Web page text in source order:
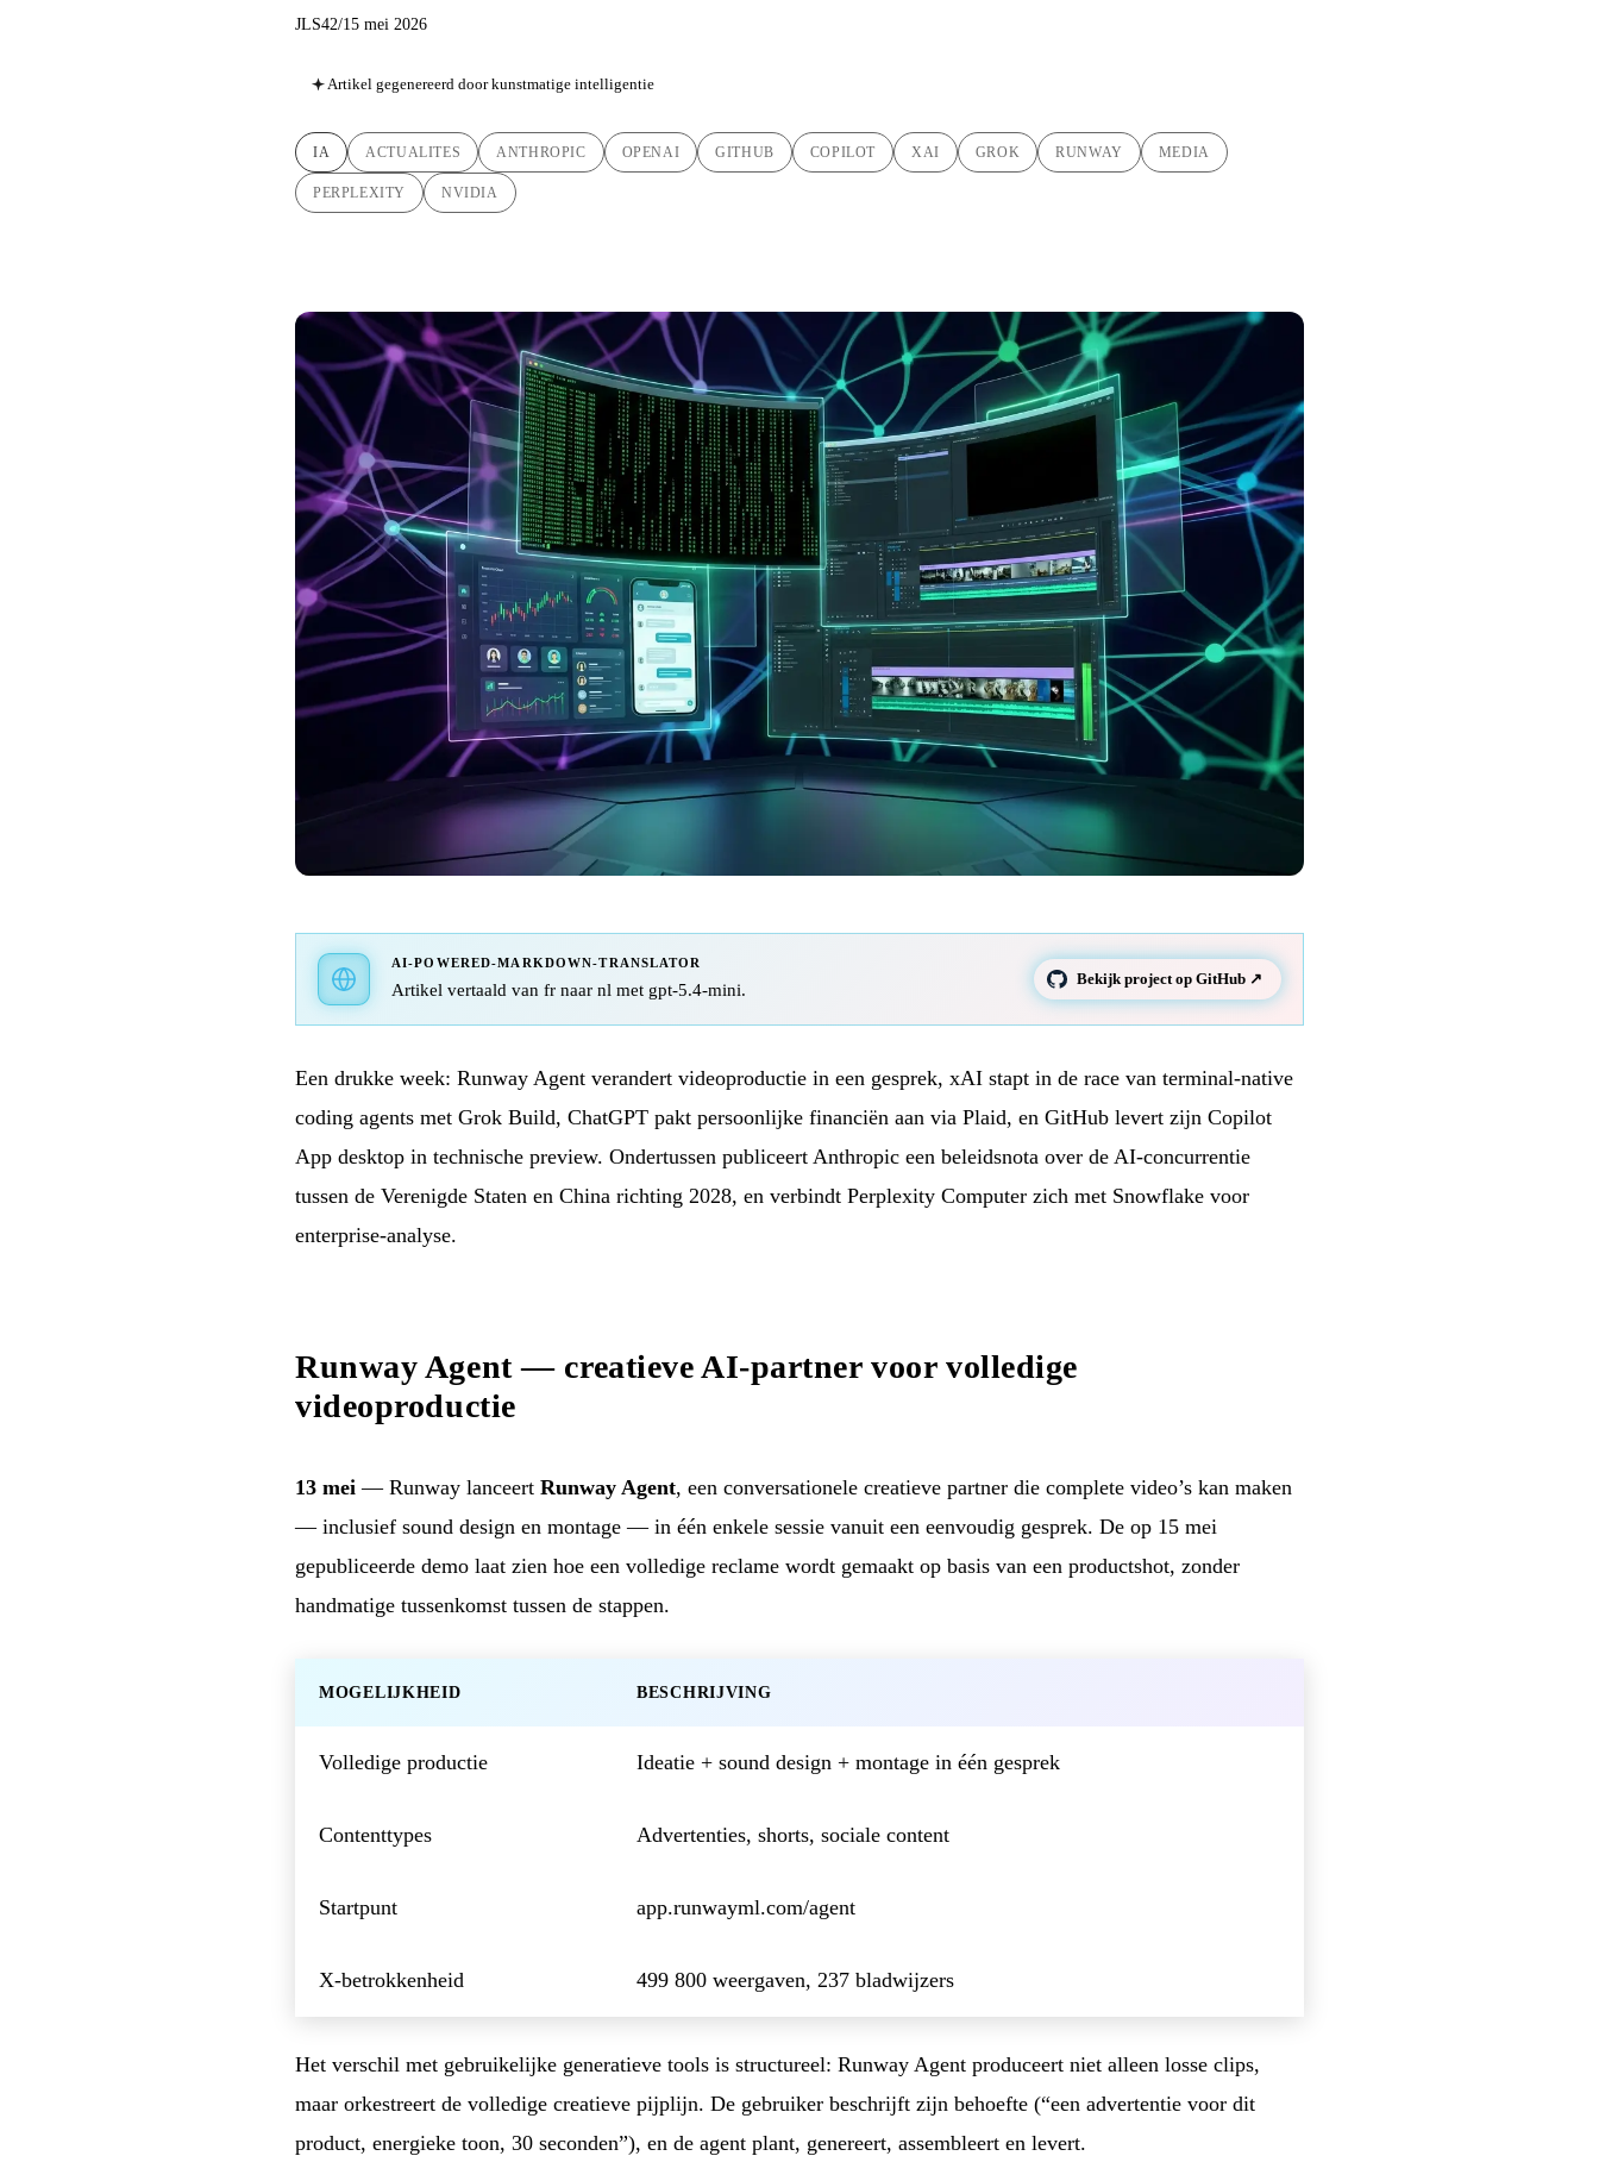
JLS42/15 mei 2026
Artikel gegenereerd door kunstmatige intelligentie
IA ACTUALITES ANTHROPIC OPENAI GITHUB COPILOT XAI GROK RUNWAY MEDIA
PERPLEXITY NVIDIA
AI-POWERED-MARKDOWN-TRANSLATOR
Artikel vertaald van fr naar nl met gpt-5.4-mini.
Bekijk project op GitHub ↗
Een drukke week: Runway Agent verandert videoproductie in een gesprek, xAI stapt in de race van terminal-native
coding agents met Grok Build, ChatGPT pakt persoonlijke financiën aan via Plaid, en GitHub levert zijn Copilot
App desktop in technische preview. Ondertussen publiceert Anthropic een beleidsnota over de AI-concurrentie
tussen de Verenigde Staten en China richting 2028, en verbindt Perplexity Computer zich met Snowflake voor
enterprise-analyse.
Runway Agent — creatieve AI-partner voor volledige
videoproductie
13 mei — Runway lanceert Runway Agent, een conversationele creatieve partner die complete video’s kan maken
— inclusief sound design en montage — in één enkele sessie vanuit een eenvoudig gesprek. De op 15 mei
gepubliceerde demo laat zien hoe een volledige reclame wordt gemaakt op basis van een productshot, zonder
handmatige tussenkomst tussen de stappen.
MOGELIJKHEID BESCHRIJVING
Volledige productie Ideatie + sound design + montage in één gesprek
Contenttypes Advertenties, shorts, sociale content
Startpunt app.runwayml.com/agent
X-betrokkenheid 499 800 weergaven, 237 bladwijzers
Het verschil met gebruikelijke generatieve tools is structureel: Runway Agent produceert niet alleen losse clips,
maar orkestreert de volledige creatieve pijplijn. De gebruiker beschrijft zijn behoefte (“een advertentie voor dit
product, energieke toon, 30 seconden”), en de agent plant, genereert, assembleert en levert.